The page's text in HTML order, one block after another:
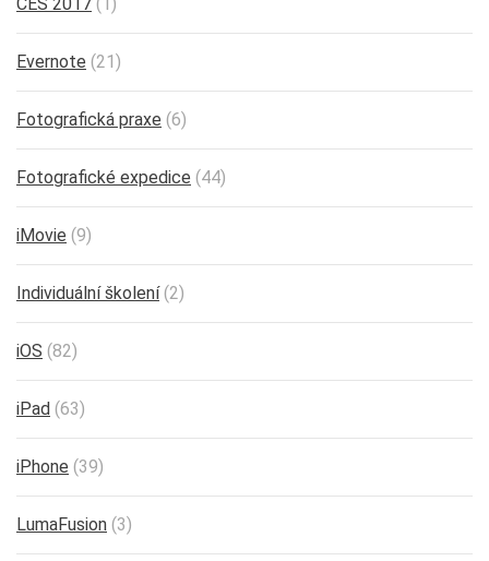
Evernote (21)
Fotografická praxe (6)
Fotografické expedice (44)
iMovie (9)
Individuální školení(2)
iOS (82)
iPad (63)
iPhone (39)
LumaFusion (3)